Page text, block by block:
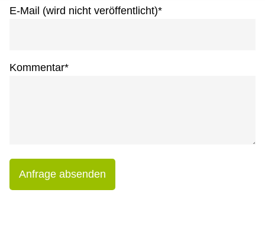
E-Mail (wird nicht veröffentlicht)*
Kommentar*
Anfrage absenden